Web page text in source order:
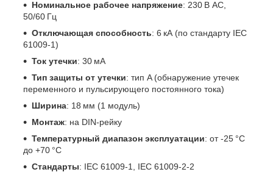
Номинальное рабочее напряжение: 230 В AC,
50/60 Гц
Отключающая способность: 6 кА (по стандарту IEC
61009-1)
Ток утечки: 30 мА
Тип защиты от утечки: тип A (обнаружение утечек
переменного и пульсирующего постоянного тока)
Ширина: 18 мм (1 модуль)
Монтаж: на DIN-рейку
Температурный диапазон эксплуатации: от -25 °C
до +70 °C
Стандарты: IEC 61009-1, IEC 61009-2-2